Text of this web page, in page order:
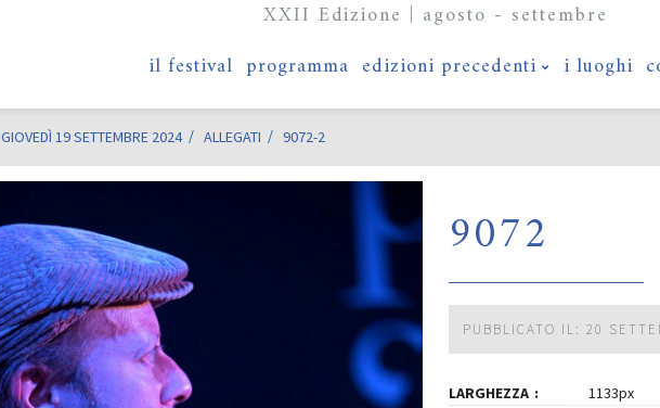
XXII Edizione | agosto - settembre
il festival programma edizioni precedenti i luoghi
GIOVEDÌ 19 SETTEMBRE 2024 ALLEGATI 9072-2
9072
PUBBLICATO IL: 20
LARGHEZZA
1133px